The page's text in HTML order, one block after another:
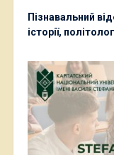
Пізнавальний
історії,